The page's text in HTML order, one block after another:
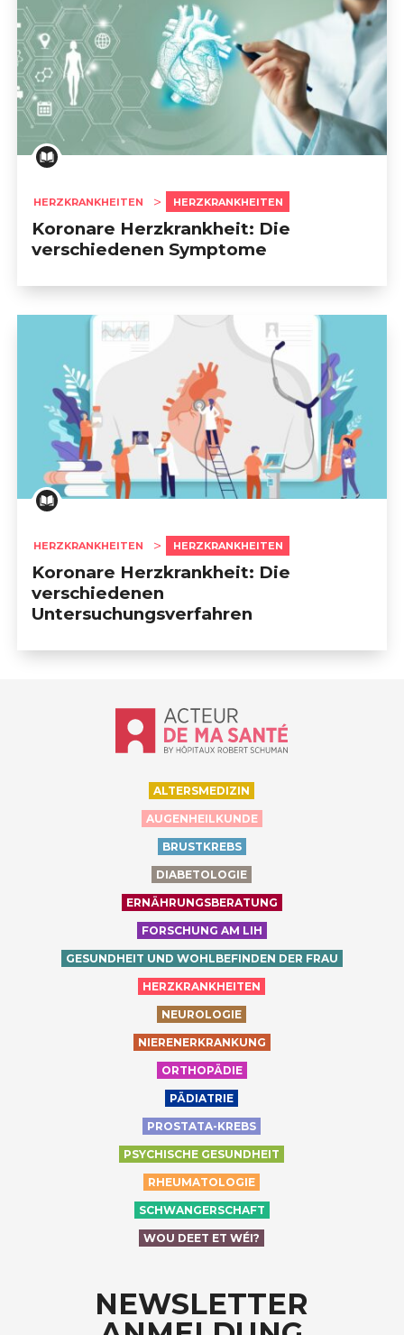
HERZKRANKHEITEN HERZKRANKHEITEN
Koronare Herzkrankheit: Die
verschiedenen Symptome
HERZKRANKHEITEN HERZKRANKHEITEN
Koronare Herzkrankheit: Die
verschiedenen
Untersuchungsverfahren
Accueil - Acteur de ma santé, by
ALTERSMEDIZIN
AUGENHEILKUNDE
BRUSTKREBS
DIABETOLOGIE
ERNÄHRUNGSBERATUNG
FORSCHUNG AM LIH
GESUNDHEIT UND WOHLBEFINDEN DER FRAU
HERZKRANKHEITEN
NEUROLOGIE
NIERENERKRANKUNG
ORTHOPÄDIE
PÄDIATRIE
PROSTATA-KREBS
PSYCHISCHE GESUNDHEIT
RHEUMATOLOGIE
SCHWANGERSCHAFT
WOU DEET ET WÉI?
NEWSLETTER